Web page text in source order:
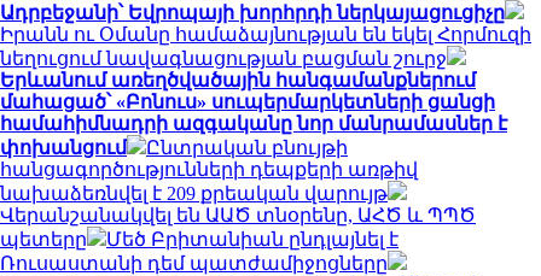
Ադրբեջանի՝ Եվրոպայի խորհրդի ներկայացուցիչը
Իրանն ու Օմանը համաձայնության են եկել Հորմուզի
նեղուցում նավագնացության բացման շուրջ
Երևանում առեղծվածային հանգամանքներում
մահացած՝ «Բոնուս» սուպերմարկետների ցանցի
համահիմնադրի ազգականը նոր մանրամասներ է
փոխանցում
Ընտրական բնույթի
հանցագործությունների դեպքերի առթիվ
նախաձեռնվել է 209 քրեական վարույթ
Վերանշանակվել են ԱԱԾ տնօրենը, ԱՀԾ և ՊՊԾ
պետերը
Մեծ Բրիտանիան ընդլայնել է
Ռուսաստանի դեմ պատժամիջոցները